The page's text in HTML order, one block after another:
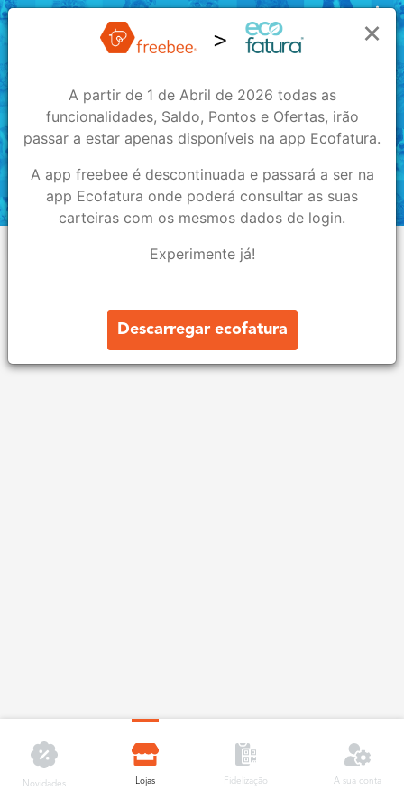
O Cantinho dos Animais
O Cantinho dos Animais
Plantas e Animais
1 1
×
A partir de 1 de Abril de 2026 todas as
funcionalidades, Saldo, Pontos e Ofertas, irão
passar a estar apenas disponíveis na app Ecofatura.
A app freebee é descontinuada e passará a ser na
app Ecofatura onde poderá consultar as suas
carteiras com os mesmos dados de login.
Experimente já!
Descarregar ecofatura
Novidades Lojas Fidelização A sua conta